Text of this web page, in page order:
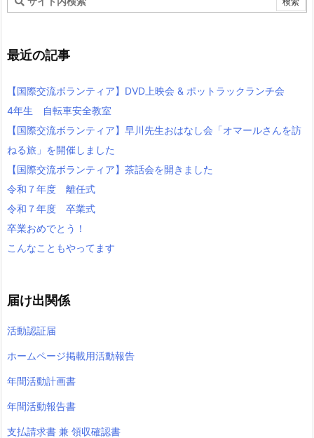
最近の記事
【国際交流ボランティア】DVD上映会 & ポットラックランチ会
4年生 自転車安全教室
【国際交流ボランティア】早川先生おはなし会「オマールさんを訪
ねる旅」を開催しました
【国際交流ボランティア】茶話会を開きました
令和７年度 離任式
令和７年度 卒業式
卒業おめでとう！
こんなこともやってます
届け出関係
活動認証届
ホームページ掲載用活動報告
年間活動計画書
年間活動報告書
支払請求書 兼 領収確認書